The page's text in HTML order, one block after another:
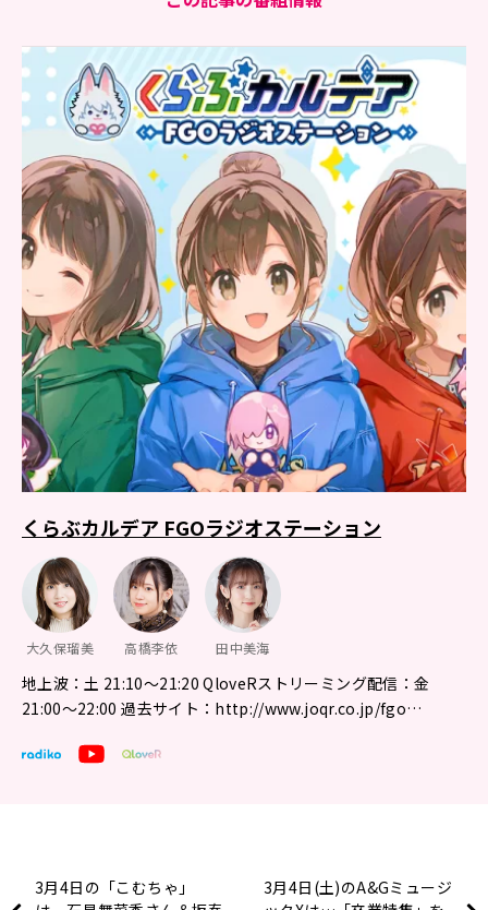
くらぶカルデア FGOラジオステーション
大久保瑠美 高橋李依 田中美海
地上波：土 21:10～21:20 QloveRストリーミング配信：金
21:00〜22:00 過去サイト：http://www.joqr.co.jp/fgo…
3月4日の「こむちゃ」
3月4日(土)のA&Gミュージ